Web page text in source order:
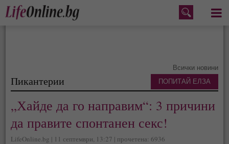
Меню
Всички новини
Пикантерии
„Хайде да го направим“: 3 причини
да правите спонтанен секс!
LifeOnline.bg | 11 септември, 13:27 | прочетена: 6936
ПОПИТАЙ ЕЛЗА